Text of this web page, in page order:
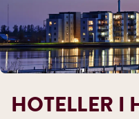
HOTELLER I